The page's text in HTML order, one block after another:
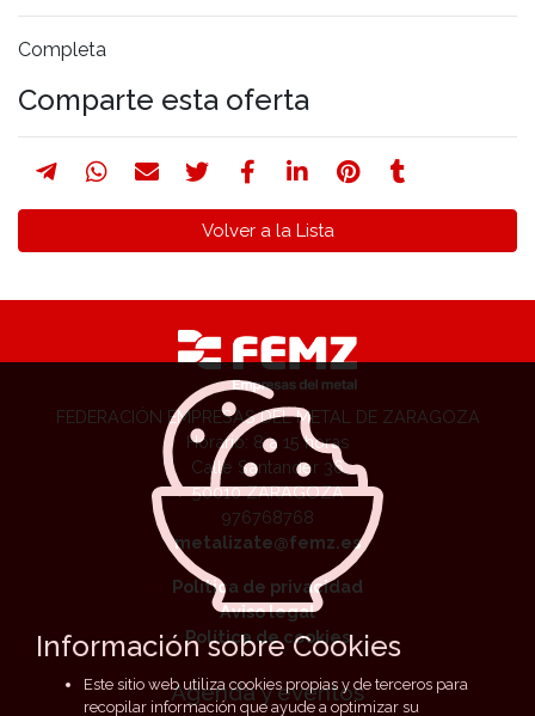
Completa
Comparte esta oferta
Volver a la Lista
FEDERACIÓN EMPRESAS DEL METAL DE ZARAGOZA
Horario: 8 a 15 horas
Calle Santander 36
50010 ZARAGOZA
976768768
metalizate@femz.es
Política de privacidad
Aviso legal
Política de cookies
Agenda y eventos
Información sobre Cookies
Este sitio web utiliza cookies propias y de terceros para
recopilar información que ayude a optimizar su